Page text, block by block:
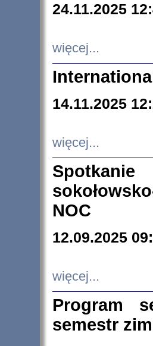
24.11.2025
więcej...
14.11.2025
więcej...
NOC
12.09.2025
więcej...
Program
semestr